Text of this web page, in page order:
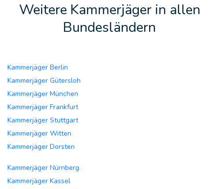
Weitere Kammerjäger in allen
Bundesländern
Kammerjäger Berlin
Kammerjäger Gütersloh
Kammerjäger München
Kammerjäger Frankfurt
Kammerjäger Stuttgart
Kammerjäger Witten
Kammerjäger Dorsten
Kammerjäger Nürnberg
Kammerjäger Kassel